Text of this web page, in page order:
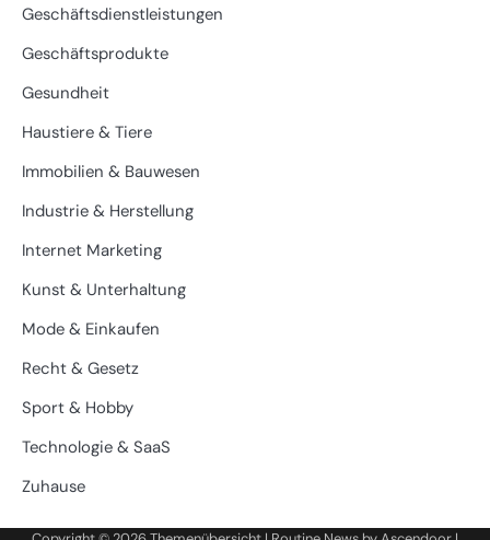
Geschäftsdienstleistungen
Geschäftsprodukte
Gesundheit
Haustiere & Tiere
Immobilien & Bauwesen
Industrie & Herstellung
Internet Marketing
Kunst & Unterhaltung
Mode & Einkaufen
Recht & Gesetz
Sport & Hobby
Technologie & SaaS
Zuhause